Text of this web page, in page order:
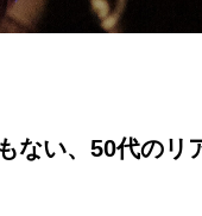
ない、50代のリ